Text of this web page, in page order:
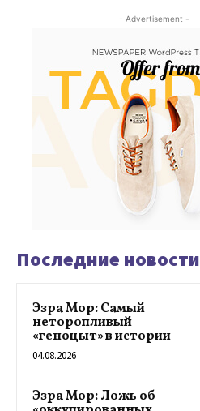
- Advertisement -
Последние новости
Эзра Мор: Самый
неторопливый
«геноцыт» в истории
04.08.2026
Эзра Мор: Ложь об